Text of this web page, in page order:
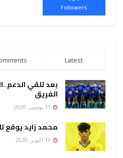
Followers
Latest
بعد تلقي
الفريق
محمد زايد يوقع